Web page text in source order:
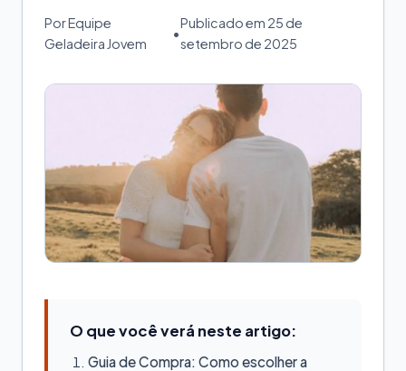
Por Equipe
Geladeira Jovem
•
Publicado em 25 de
setembro de 2025
O que você verá neste artigo:
Guia de Compra: Como escolher a